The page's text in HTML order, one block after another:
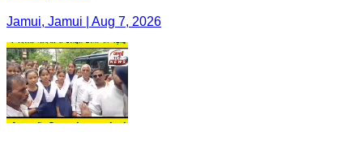
Jamui, Jamui | Aug 7, 2026